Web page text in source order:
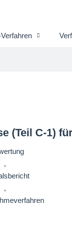
(Teil C-1)
,
,